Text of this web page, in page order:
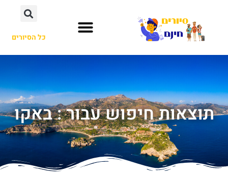
כל הסיורים
תוצאות חיפוש עבור : באקו